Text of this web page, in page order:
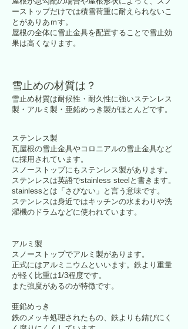
ーストップだけでは積雪荷重に耐えられないこ
とがありあｍす。
屋根の全体に雪止金具を配置することで雪止効
果は高くなります。
雪止めの材質は？
雪止め材質は耐候性・耐久性に強いステンレス
製・アルミ製・亜鉛めっき製がほとんどです。
ステンレス製
瓦屋根の雪止金具やコロニアルの雪止金具など
に採用されています。
スノーストップにもステンレス製があります。
ステンレスは英語でstainless steelと書きます。
stainlessとは「さびない」と言う意味です。
ステンレスは身近ではキッチンの水まわりや洗
濯機のドラムなどに使われています。
アルミ製
​スノーストップでアルミ製があります。
正式にはアルミニウムといいます。鉄より重量
が軽く比重は1/3程度です。
また強度があるのが特徴です。
亜鉛めっき
鉄のメッキ処理されたもの、鉄よりも錆びにく